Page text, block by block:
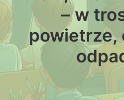
– w
powietrze,